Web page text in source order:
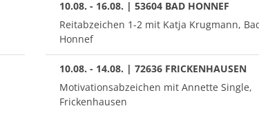
10.08. - 16.08. | 53604 BAD HONNEF
Reitabzeichen 1-2 mit Katja Krugmann,
Honnef
10.08. - 14.08. | 72636 FRICKENHAUSEN
Motivationsabzeichen mit Annette Single,
Frickenhausen